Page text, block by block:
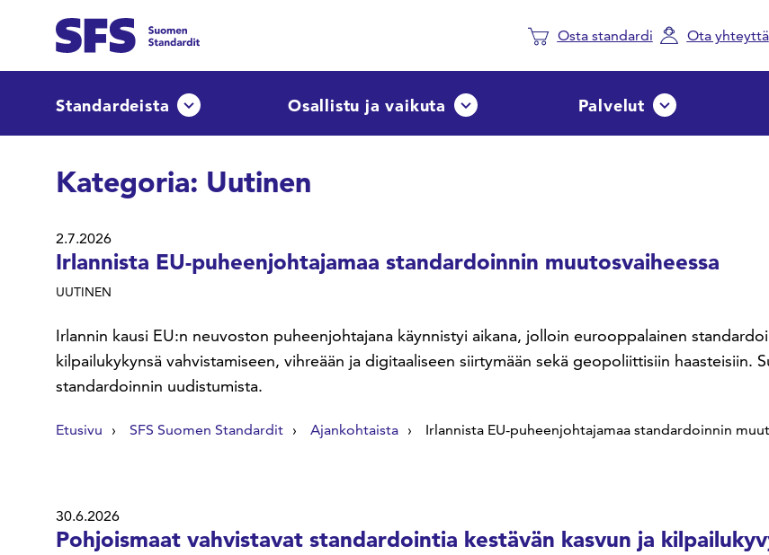
Osta standardi Ota yhteyttä
Standardeista Avaa tai sulje pudotusvalikkoOsallistu ja vaikuta Avaa tai sulje pudotusvalikko
Palvelut Avaa tai sulje
Kategoria: Uutinen
2.7.2026
Irlannista EU-puheenjohtajamaa standardoinnin muutosvaiheessa
UUTINEN
Irlannin kausi EU:n neuvoston puheenjohtajana käynnistyi aikana, jolloin eurooppalainen
kilpailukykynsä vahvistamiseen, vihreään ja digitaaliseen siirtymään sekä geopoliittisiin
standardoinnin uudistumista.
Etusivu SFS Suomen Standardit Ajankohtaista Irlannista EU-puheenjohtajamaa standardoinnin
30.6.2026
Pohjoismaat vahvistavat standardointia kestävän kasvun ja